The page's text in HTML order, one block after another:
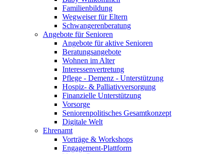
Familienbildung
Wegweiser für Eltern
Schwangerenberatung
Angebote für Senioren
Angebote für aktive Senioren
Beratungsangebote
Wohnen im Alter
Interessenvertretung
Pflege - Demenz - Unterstützung
Hospiz- & Palliativversorgung
Finanzielle Unterstützung
Vorsorge
Seniorenpolitisches Gesamtkonzept
Digitale Welt
Ehrenamt
Vorträge & Workshops
Engagement-Plattform